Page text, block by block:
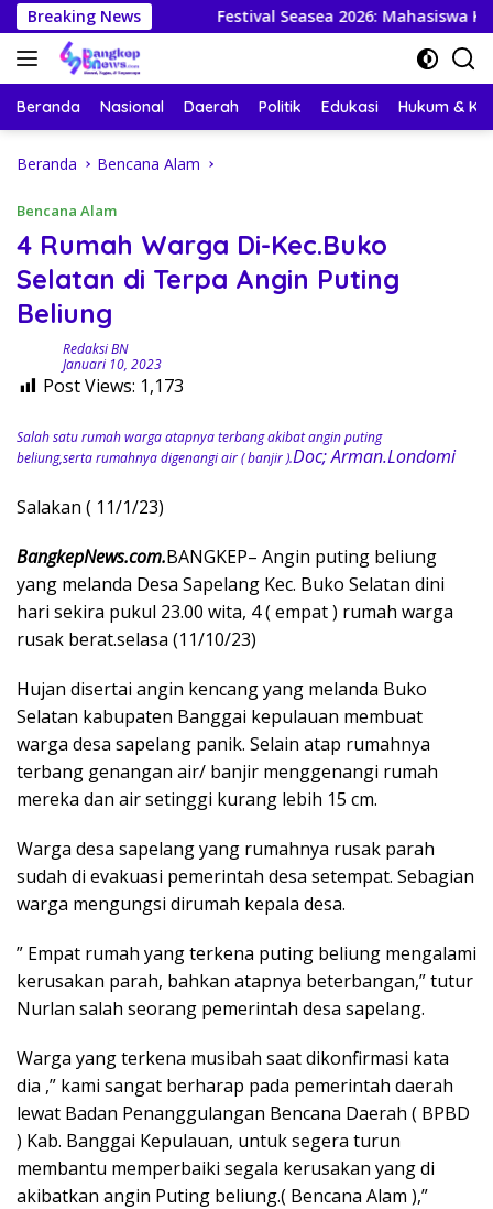
Langsung
ke
konten
Breaking NewsFestival Seasea 2026: Mahasiswa KKN-PPM
Beranda Nasional Daerah Politik Edukasi Hukum &
Beranda Bencana Alam
Bencana Alam
4 Rumah Warga Di-Kec.Buko
Selatan di Terpa Angin Puting
Beliung
Redaksi BN
Januari 10, 2023
Post Views: 1,173
Salah satu rumah warga atapnya terbang akibat angin puting
beliung,serta rumahnya digenangi air ( banjir ).Doc; Arman.Londomi
Salakan ( 11/1/23)
BangkepNews.com.BANGKEP– Angin puting beliung
yang melanda Desa Sapelang Kec. Buko Selatan dini
hari sekira pukul 23.00 wita, 4 ( empat ) rumah warga
rusak berat.selasa (11/10/23)
Hujan disertai angin kencang yang melanda Buko
Selatan kabupaten Banggai kepulauan membuat
warga desa sapelang panik. Selain atap rumahnya
terbang genangan air/ banjir menggenangi rumah
mereka dan air setinggi kurang lebih 15 cm.
Warga desa sapelang yang rumahnya rusak parah
sudah di evakuasi pemerintah desa setempat. Sebagian
warga mengungsi dirumah kepala desa.
” Empat rumah yang terkena puting beliung mengalami
kerusakan parah, bahkan atapnya beterbangan,” tutur
Nurlan salah seorang pemerintah desa sapelang.
Warga yang terkena musibah saat dikonfirmasi kata
dia ,” kami sangat berharap pada pemerintah daerah
lewat Badan Penanggulangan Bencana Daerah ( BPBD
) Kab. Banggai Kepulauan, untuk segera turun
membantu memperbaiki segala kerusakan yang di
akibatkan angin Puting beliung.( Bencana Alam ),”